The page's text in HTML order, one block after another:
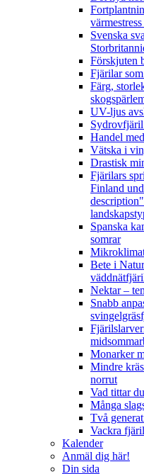
Svenska
Förskjuten
Fjärilar
Färg,
UV-ljus
Handel
Vätska i
Drastisk
Fjärilars
Finland
Spanska
somrar
Bete i
Nektar –
Snabb
Monarker
Mindre
norrut
Vad tittar
Många
Två
Vackra
Kalender
Anmäl dig här!
Din sida